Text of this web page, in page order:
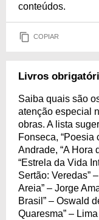
conteúdos.
COPIAR
Livros
Saiba quais são
atenção especial
obras. A lista
Fonseca, “Poesia
Andrade, “A Hora
“Estrela da Vida
Sertão: Veredas”
Areia” – Jorge
Brasil” – Oswald
Quaresma” –